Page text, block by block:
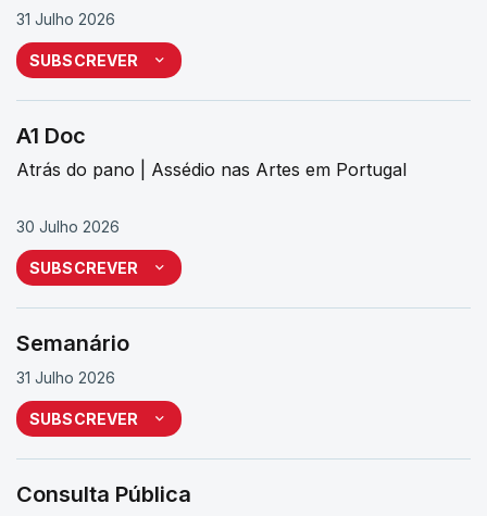
31 Julho 2026
SUBSCREVER
A1 Doc
Atrás do pano | Assédio nas Artes em Portugal
30 Julho 2026
SUBSCREVER
Semanário
31 Julho 2026
SUBSCREVER
Consulta Pública